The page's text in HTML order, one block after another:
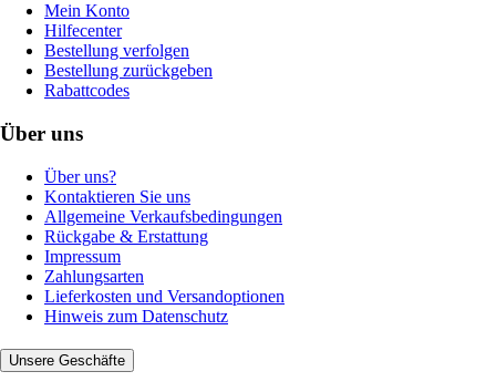
Mein Konto
Hilfecenter
Bestellung verfolgen
Bestellung zurückgeben
Rabattcodes
Über uns
Über uns?
Kontaktieren Sie uns
Allgemeine Verkaufsbedingungen
Rückgabe & Erstattung
Impressum
Zahlungsarten
Lieferkosten und Versandoptionen
Hinweis zum Datenschutz
Unsere Geschäfte